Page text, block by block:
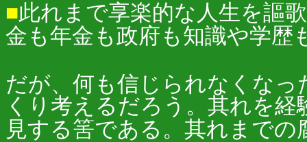
■此れまで享楽的な人生を謳
金も年金も政府も知識や学歴
だが、何も信じられなくな
くり考えるだろう。其れを
見する筈である。其れまで